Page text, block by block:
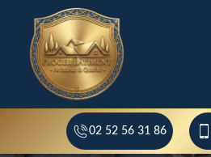
02 52 56 31 86